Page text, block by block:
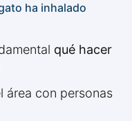
ha inhalado
qué hacer
área con personas